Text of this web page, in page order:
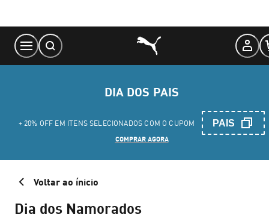
Content
DIA DOS PAIS
+ 20% OFF EM ITENS SELECIONADOS COM O CUPOM PAIS
COMPRAR AGORA
Voltar ao ínicio
Dia dos Namorados